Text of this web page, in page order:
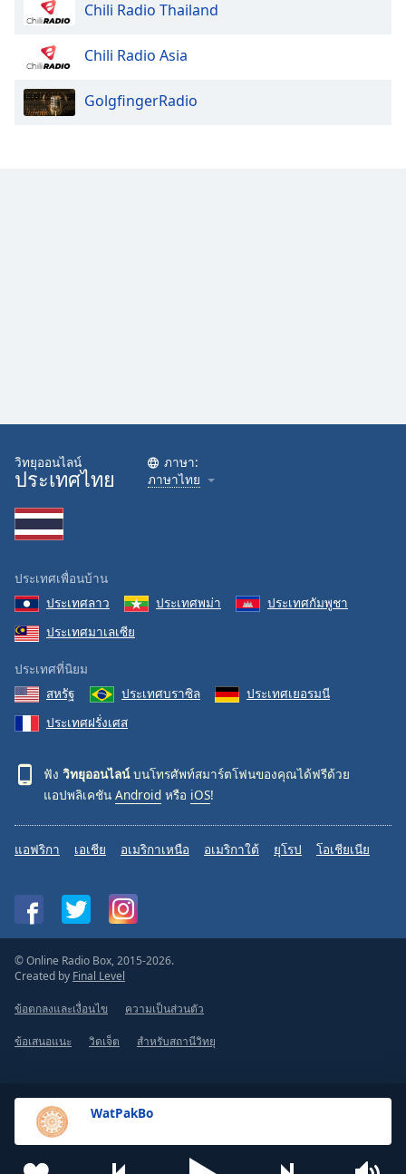
WatPakBo
Chili Radio Thailand
Chili Radio Asia
GolgfingerRadio
วิทยุออนไลน์
ประเทศไทย
ภาษา:
ภาษาไทย
ประเทศเพื่อนบ้าน
ประเทศลาว
ประเทศพม่า
ประเทศกัมพูชา
ประเทศมาเลเซีย
ประเทศที่นิยม
สหรัฐ
ประเทศบราซิล
ประเทศเยอรมนี
ประเทศฝรั่งเศส
ฟัง วิทยุออนไลน์บนโทรศัพท์สมาร์ตโฟนของคุณได้ฟรีด้วย
แอปพลิเคชัน Android หรือ iOS!
แอฟริกา เอเชีย อเมริกาเหนือ อเมริกาใต้ ยุโรป โอเชียเนีย
© Online Radio Box, 2015-2026.
Created by Final Level
ข้อตกลงและเงื่อนไข ความเป็นส่วนตัว
ข้อเสนอแนะ วิดเจ็ต สำหรับสถานีวิทยุ